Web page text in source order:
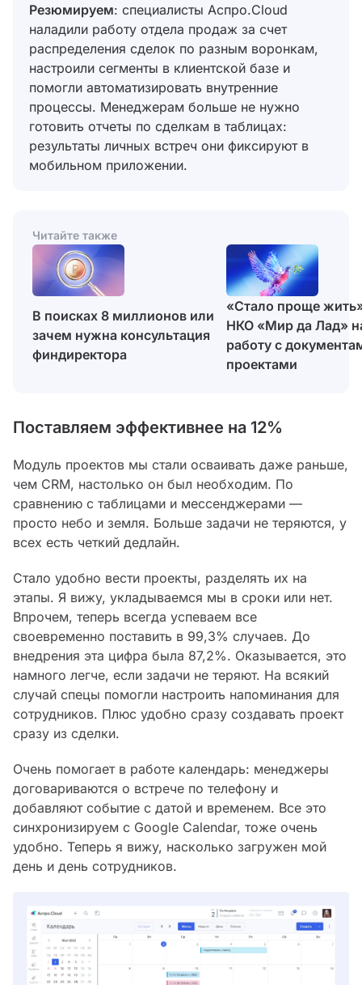
Резюмируем: специалисты Аспро.Cloud
наладили работу отдела продаж за счет
распределения сделок по разным воронкам,
настроили сегменты в клиентской базе и
помогли автоматизировать внутренние
процессы. Менеджерам больше не нужно
готовить отчеты по сделкам в таблицах:
результаты личных встреч они фиксируют в
мобильном приложении.
Читайте также
В поисках 8 миллионов или
зачем нужна консультация
финдиректора
«Стало проще
НКО «Мир да Лад»
работу с
проектами
Поставляем эффективнее на 12%
Модуль проектов мы стали осваивать даже раньше,
чем CRM, настолько он был необходим. По
сравнению с таблицами и мессенджерами —
просто небо и земля. Больше задачи не теряются, у
всех есть четкий дедлайн.
Стало удобно вести проекты, разделять их на
этапы. Я вижу, укладываемся мы в сроки или нет.
Впрочем, теперь всегда успеваем все
своевременно поставить в 99,3% случаев. До
внедрения эта цифра была 87,2%. Оказывается, это
намного легче, если задачи не теряют. На всякий
случай спецы помогли настроить напоминания для
сотрудников. Плюс удобно сразу создавать проект
сразу из сделки.
Очень помогает в работе календарь: менеджеры
договариваются о встрече по телефону и
добавляют событие с датой и временем. Все это
синхронизируем с Google Calendar, тоже очень
удобно. Теперь я вижу, насколько загружен мой
день и день сотрудников.